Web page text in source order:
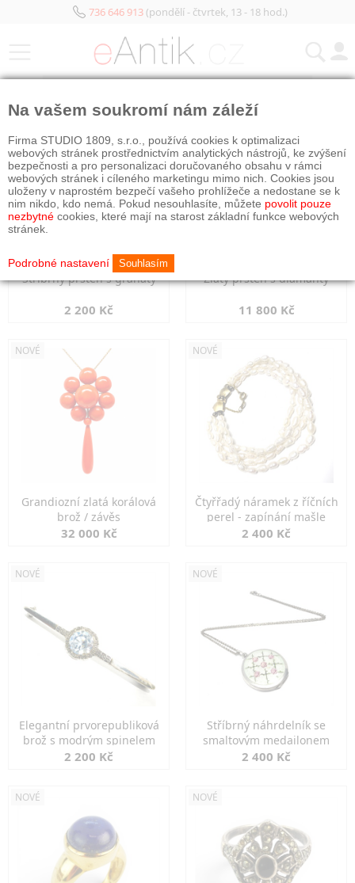
736 646 913(pondělí - čtvrtek, 13 - 18 hod.)
Stříbrný prsten s granáty
2 200 Kč
Zlatý prsten s diamanty
11 800 Kč
NOVÉ
Grandiozní zlatá korálová
brož / závěs
32 000 Kč
NOVÉ
Čtyřřadý náramek z říčních
perel - zapínání mašle
2 400 Kč
NOVÉ
Elegantní prvorepubliková
brož s modrým spinelem
2 200 Kč
NOVÉ
Stříbrný náhrdelník se
smaltovým medailonem
2 400 Kč
NOVÉ NOVÉ
Na vašem soukromí nám záleží
Firma STUDIO 1809, s.r.o., používá cookies k optimalizaci
webových stránek prostřednictvím analytických nástrojů, ke zvýšení
bezpečnosti a pro personalizaci doručovaného obsahu v rámci
webových stránek i cíleného marketingu mimo nich. Cookies jsou
uloženy v naprostém bezpečí vašeho prohlížeče a nedostane se k
nim nikdo, kdo nemá. Pokud nesouhlasíte, můžete povolit pouze
nezbytné cookies, které mají na starost základní funkce webových
stránek.
Podrobné nastavení Souhlasím